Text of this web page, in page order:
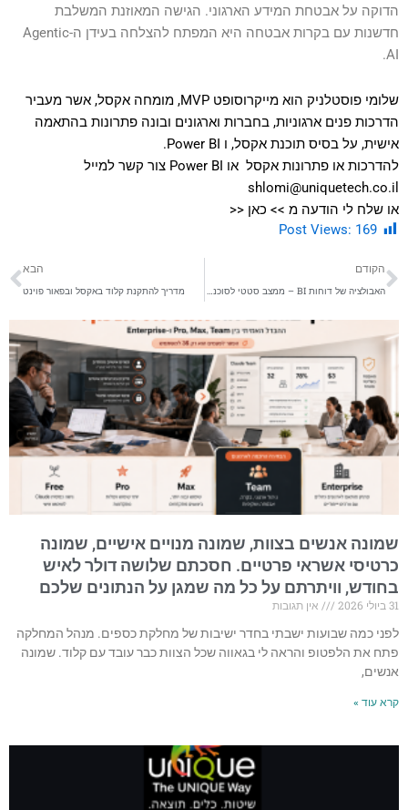
הדוקה על אבטחת המידע הארגוני. הגישה המאוזנת המשלבת
חדשנות עם בקרות אבטחה היא המפתח להצלחה בעידן ה-Agentic
AI.
שלומי פוסטלניק הוא מייקרוסופט MVP, מומחה אקסל, אשר מעביר
הדרכות פנים ארגוניות, בחברות וארגונים ובונה פתרונות בהתאמה
אישית, על בסיס תוכנת אקסל, ו Power BI.
להדרכות או פתרונות אקסל או Power BI צור קשר למייל
shlomi@uniquetech.co.il
או שלח לי הודעה מ >> כאן <<
Post Views: 169
קודם
הקודם
האבולציה של דוחות BI – ממצב סטטי לסוכני AI שנותנים תובנות ומבצעים את פעולות אקטיביות הנחוצות
הבא
מדריך להתקנת קלוד באקסל ובפאור פוינט
שמונה אנשים בצוות, שמונה מנויים אישיים, שמונה
כרטיסי אשראי פרטיים. חסכתם שלושה דולר לאיש
בחודש, וויתרתם על כל מה שמגן על הנתונים שלכם
31 ביולי 2026
אין תגובות
לפני כמה שבועות ישבתי בחדר ישיבות של מחלקת כספים. מנהל המחלקה
פתח את הלפטופ והראה לי בגאווה שכל הצוות כבר עובד עם קלוד. שמונה
אנשים,
קרא עוד »